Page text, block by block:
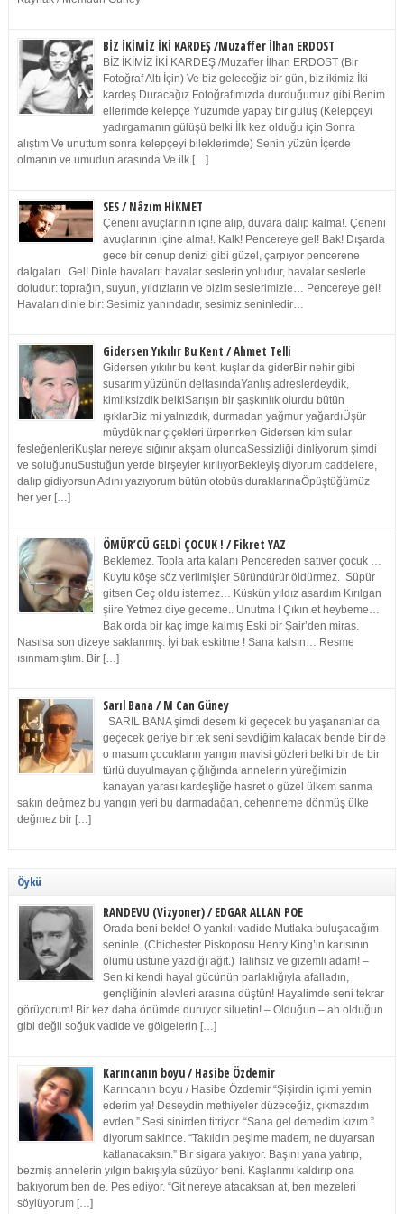
BİZ İKİMİZ İKİ KARDEŞ /Muzaffer İlhan ERDOST
BİZ İKİMİZ İKİ KARDEŞ /Muzaffer İlhan ERDOST (Bir
Fotoğraf Altı İçin) Ve biz geleceğiz bir gün, biz ikimiz İki
kardeş Duracağız Fotoğrafımızda durduğumuz gibi Benim
ellerimde kelepçe Yüzümde yapay bir gülüş (Kelepçeyi
yadırgamanın gülüşü belki İlk kez olduğu için Sonra
alıştım Ve unuttum sonra kelepçeyi bileklerimde) Senin yüzün İçerde
olmanın ve umudun arasında Ve ilk […]
SES / Nâzım HİKMET
Çeneni avuçlarının içine alıp, duvara dalıp kalma!. Çeneni
avuçlarının içine alma!. Kalk! Pencereye gel! Bak! Dışarda
gece bir cenup denizi gibi güzel, çarpıyor pencerene
dalgaları.. Gel! Dinle havaları: havalar seslerin yoludur, havalar seslerle
doludur: toprağın, suyun, yıldızların ve bizim seslerimizle… Pencereye gel!
Havaları dinle bir: Sesimiz yanındadır, sesimiz seninledir…
Gidersen Yıkılır Bu Kent / Ahmet Telli
Gidersen yıkılır bu kent, kuşlar da giderBir nehir gibi
susarım yüzünün deltasındaYanlış adreslerdeydik,
kimliksizdik belkiSarışın bir şaşkınlık olurdu bütün
ışıklarBiz mi yalnızdık, durmadan yağmur yağardıÜşür
müydük nar çiçekleri ürperirken Gidersen kim sular
fesleğenleriKuşlar nereye sığınır akşam oluncaSessizliği dinliyorum şimdi
ve soluğunuSustuğun yerde birşeyler kırılıyorBekleyiş diyorum caddelere,
dalıp gidiyorsun Adını yazıyorum bütün otobüs duraklarınaÖpüştüğümüz
her yer […]
ÖMÜR’CÜ GELDİ ÇOCUK ! / Fikret YAZ
Beklemez. Topla arta kalanı Pencereden satıver çocuk …
Kuytu köşe söz verilmişler Süründürür öldürmez. Süpür
gitsen Geç oldu istemez… Küskün yıldız asardım Kırılgan
şiire Yetmez diye geceme.. Unutma ! Çıkın et heybeme…
Bak orda bir kaç imge kalmış Eski bir Şair’den miras.
Nasılsa son dizeye saklanmış. İyi bak eskitme ! Sana kalsın… Resme
ısınmamıştım. Bir […]
Sarıl Bana / M Can Güney
SARIL BANA şimdi desem ki geçecek bu yaşananlar da
geçecek geriye bir tek seni sevdiğim kalacak bende bir de
o masum çocukların yangın mavisi gözleri belki bir de bir
türlü duyulmayan çığlığında annelerin yüreğimizin
kanayan yarası kardeşliğe hasret o güzel ülkem sanma
sakın değmez bu yangın yeri bu darmadağan, cehenneme dönmüş ülke
değmez bir […]
Öykü
RANDEVU (Vizyoner) / EDGAR ALLAN POE
Orada beni bekle! O yankılı vadide Mutlaka buluşacağım
seninle. (Chichester Piskoposu Henry King’in karısının
ölümü üstüne yazdığı ağıt.) Talihsiz ve gizemli adam! –
Sen ki kendi hayal gücünün parlaklığıyla afalladın,
gençliğinin alevleri arasına düştün! Hayalimde seni tekrar
görüyorum! Bir kez daha önümde duruyor siluetin! – Olduğun – ah olduğun
gibi değil soğuk vadide ve gölgelerin […]
Karıncanın boyu / Hasibe Özdemir
Karıncanın boyu / Hasibe Özdemir “Şişirdin içimi yemin
ederim ya! Deseydin methiyeler düzeceğiz, çıkmazdım
evden.” Sesi sinirden titriyor. “Sana gel demedim kızım.”
diyorum sakince. “Takıldın peşime madem, ne duyarsan
katlanacaksın.” Bir sigara yakıyor. Başını yana yatırıp,
bezmiş annelerin yılgın bakışıyla süzüyor beni. Kaşlarımı kaldırıp ona
bakıyorum ben de. Pes ediyor. “Git nereye atacaksan at, ben mezeleri
söylüyorum […]